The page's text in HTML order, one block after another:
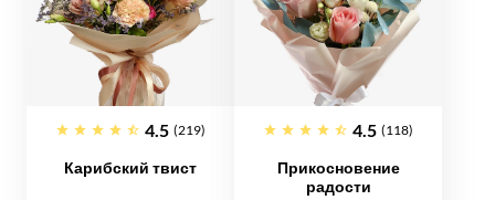
4.5 (219)
Карибский твист
4.5 (118)
Прикосновение
радости